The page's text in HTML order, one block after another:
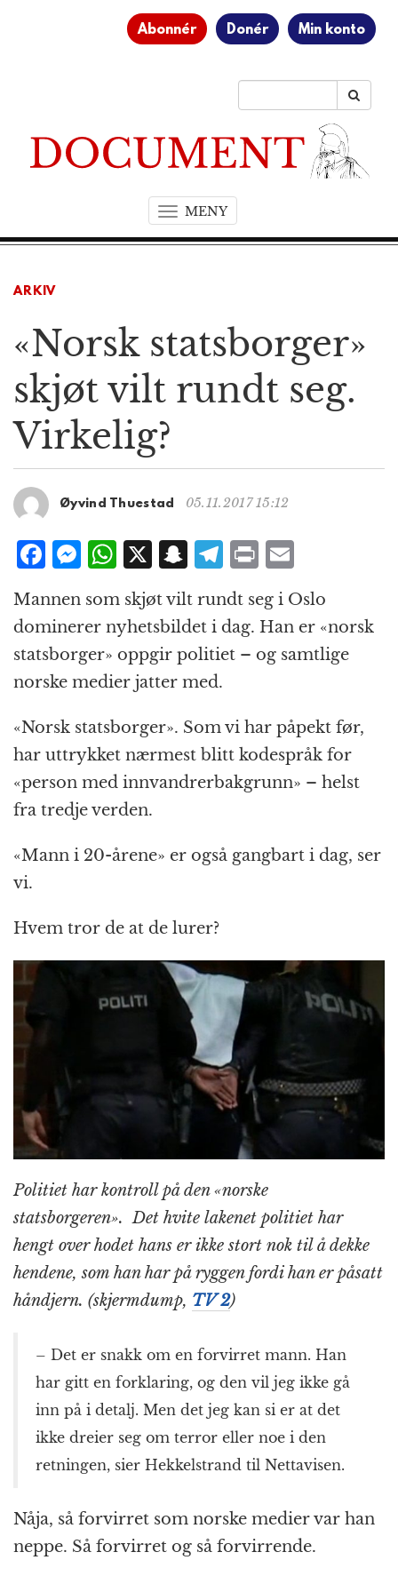
Abonnér Donér Min konto
MENYT
o
n
a
i
i
n
ARKIV
«Norsk statsborger»
skjøt vilt rundt seg.
Virkelig?
Øyvind Thuestad 05.11.2017 15:12
F
c
e
b
o
o
k
M
ss
e
n
g
e
r
W
h
at
s
A
p
p
X S
a
p
c
h
at
T
el
e
g
r
m
P
ri
n
t
m
ai
l
Mannen som skjøt vilt rundt seg i Oslo
dominerer nyhetsbildet i dag. Han er «norsk
statsborger» oppgir politiet – og samtlige
norske medier jatter med.
«Norsk statsborger». Som vi har påpekt før,
har uttrykket nærmest blitt kodespråk for
«person med innvandrerbakgrunn» – helst
fra tredje verden.
«Mann i 20-årene» er også gangbart i dag, ser
vi.
Hvem tror de at de lurer?
Politiet har kontroll på den «norske
statsborgeren». Det hvite lakenet politiet har
hengt over hodet hans er ikke stort nok til å dekke
hendene, som han har på ryggen fordi han er påsatt
håndjern. (skjermdump, TV 2)
– Det er snakk om en forvirret mann. Han
har gitt en forklaring, og den vil jeg ikke gå
inn på i detalj. Men det jeg kan si er at det
ikke dreier seg om terror eller noe i den
retningen, sier Hekkelstrand til Nettavisen.
Nåja, så forvirret som norske medier var han
neppe. Så forvirret og så forvirrende.